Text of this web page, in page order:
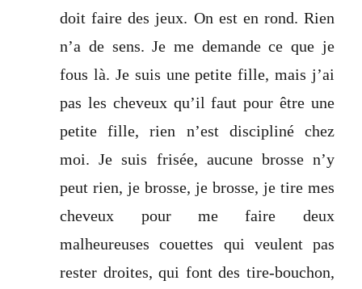
doit faire des jeux. On est en rond. Rien
n’a de sens. Je me demande ce que je
fous là. Je suis une petite fille, mais j’ai
pas les cheveux qu’il faut pour être une
petite fille, rien n’est discipliné chez
moi. Je suis frisée, aucune brosse n’y
peut rien, je brosse, je brosse, je tire mes
cheveux pour me faire deux
malheureuses couettes qui veulent pas
rester droites, qui font des tire-bouchon,